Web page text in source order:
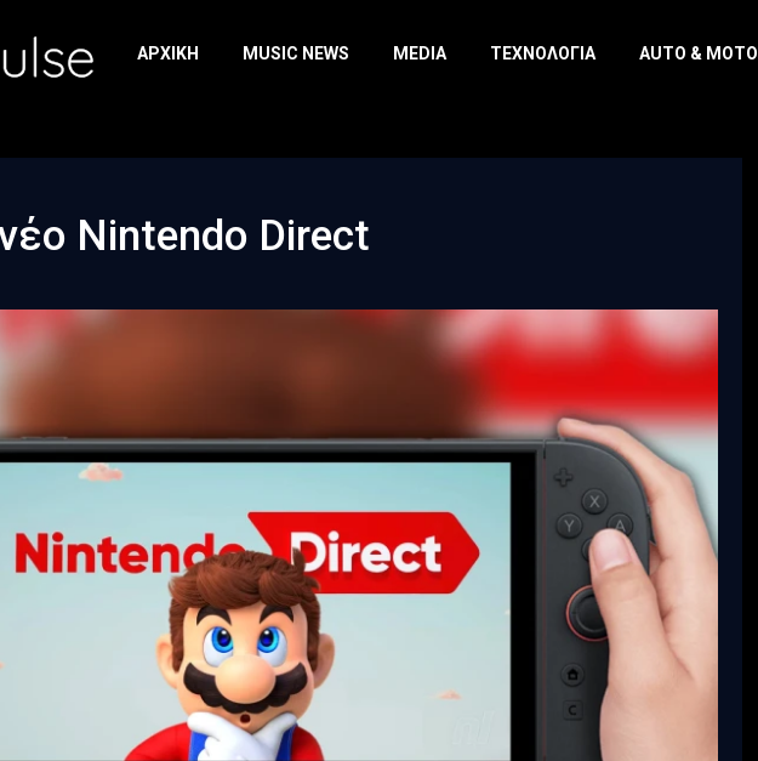
ΑΡΧΙΚΉ MUSIC NEWS MEDIA ΤΕΧΝΟΛΟΓΊΑ AUTO & MOTO
Nintendo Direct